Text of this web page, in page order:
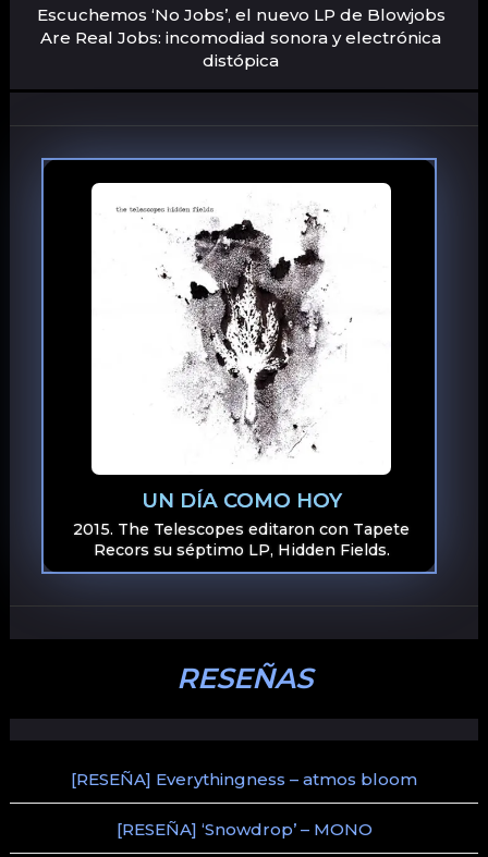
Escuchemos ‘No Jobs’, el nuevo LP de Blowjobs
Are Real Jobs: incomodiad sonora y electrónica
distópica
UN DÍA COMO HOY
2015. The Telescopes editaron con Tapete
Recors su séptimo LP, Hidden Fields.
RESEÑAS
[RESEÑA] Everythingness – atmos bloom
[RESEÑA] ‘Snowdrop’ – MONO